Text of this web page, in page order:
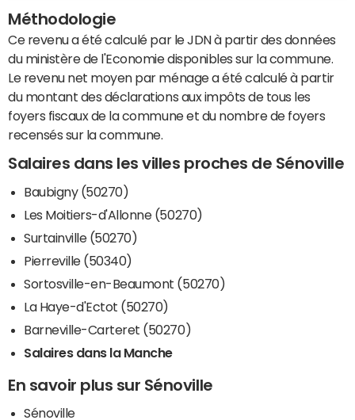
Méthodologie
Ce revenu a été calculé par le JDN à partir des données
du ministère de l'Economie disponibles sur la commune.
Le revenu net moyen par ménage a été calculé à partir
du montant des déclarations aux impôts de tous les
foyers fiscaux de la commune et du nombre de foyers
recensés sur la commune.
Salaires dans les villes proches de Sénoville
Baubigny (50270)
Les Moitiers-d'Allonne (50270)
Surtainville (50270)
Pierreville (50340)
Sortosville-en-Beaumont (50270)
La Haye-d'Ectot (50270)
Barneville-Carteret (50270)
Salaires dans la Manche
En savoir plus sur Sénoville
Sénoville